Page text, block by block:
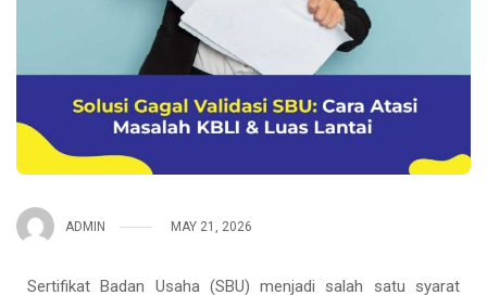
ADMIN MAY 21, 2026
Sertifikat Badan Usaha (SBU) menjadi salah satu syarat